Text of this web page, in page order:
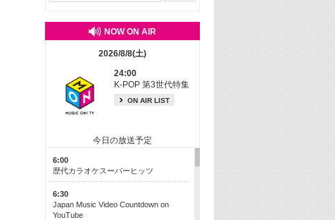
NOW ON AIR
2026/8/8(土)
24:00
K-POP 第3世代特集
ON AIR LIST
今日の放送予定
6:00
歴代カラオケスーパーヒッツ
6:30
Japan Music Video Countdown on
YouTube